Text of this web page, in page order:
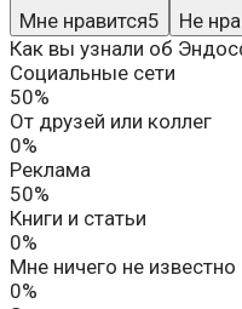
Мне нравится5
Не
Как вы узнали об
Социальные сети
50%
От друзей или коллег
0%
Реклама
50%
Книги и статьи
0%
Мне ничего не
0%